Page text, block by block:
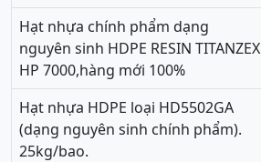
Hạt nhựa chính phẩm dạng
nguyên sinh HDPE RESIN TITANZEX
HP 7000,hàng mới 100%
Hạt nhựa HDPE loại HD5502GA
(dạng nguyên sinh chính phẩm).
25kg/bao.